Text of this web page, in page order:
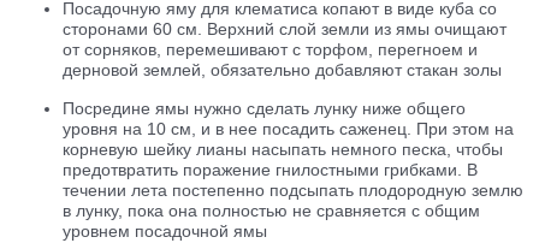
Посадочную яму для клематиса копают в виде куба со
сторонами 60 см. Верхний слой земли из ямы очищают
от сорняков, перемешивают с торфом, перегноем и
дерновой землей, обязательно добавляют стакан золы
Посредине ямы нужно сделать лунку ниже общего
уровня на 10 см, и в нее посадить саженец. При этом на
корневую шейку лианы насыпать немного песка, чтобы
предотвратить поражение гнилостными грибками. В
течении лета постепенно подсыпать плодородную землю
в лунку, пока она полностью не сравняется с общим
уровнем посадочной ямы